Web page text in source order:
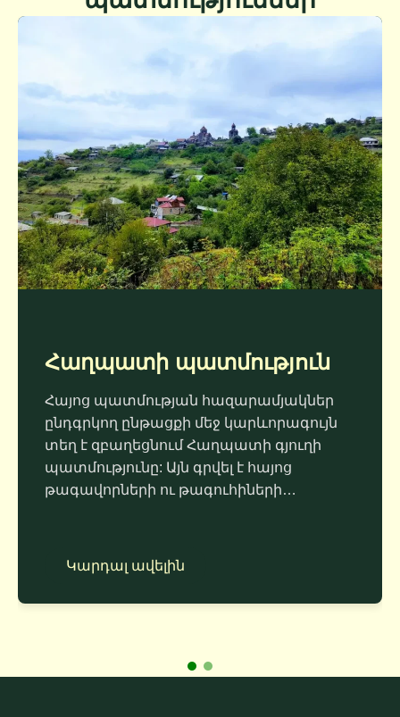
Հաղպատի պատմություն
Հայոց պատմության հազարամյակներ
ընդգրկող ընթացքի մեջ կարևորագույն
տեղ է զբաղեցնում Հաղպատի գյուղի
պատմությունը: Այն գրվել է հայոց
թագավորների ու թագուհիների…
Կարդալ ավելին